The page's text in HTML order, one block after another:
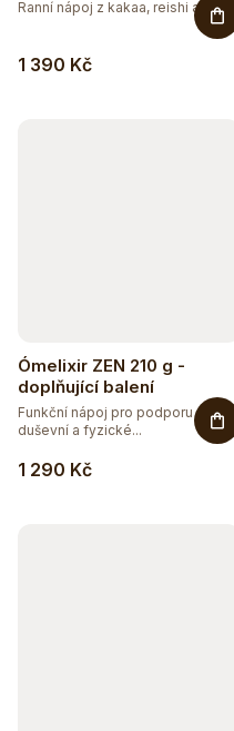
1 390 Kč
Ranní nápoj z kakaa, reishi a...
Ómelixir ZEN 210 g -
doplňující balení
1 290 Kč
Funkční nápoj pro podporu
duševní a fyzické...